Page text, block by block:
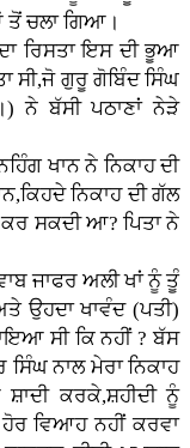
ਤੋਂ ਚਲਾ ਗਿਆ।
ਰਿਸਤਾ ਇਸ ਦੀ ਭੂਆ
ਸੀ,ਜੋ ਗੁਰੂ ਗੋਬਿੰਦ ਸਿੰਘ
ਨੇ ਬੱਸੀ ਪਠਾਣਾਂ ਨੇੜੇ
ਖਾਨ ਨੇ ਨਿਕਾਹ ਦੀ
ਨਿਕਾਹ ਦੀ ਗੱਲ
ਕਰ ਸਕਦੀ ਆ? ਪਿਤਾ ਨੇ
ਜਾਫਰ ਅਲੀ ਖਾਂ ਨੂੰ ਤੂੰ
ਉਹਦਾ ਖਾਵੰਦ (ਪਤੀ)
ਸੀ ਕਿ ਨਹੀਂ ? ਬੱਸ
ਨਾਲ ਮੇਰਾ ਨਿਕਾਹ
ਕਰਕੇ,ਸ਼ਹੀਦੀ ਨੂੰ
ਵਿਆਹ ਨਹੀਂ ਕਰਵਾ